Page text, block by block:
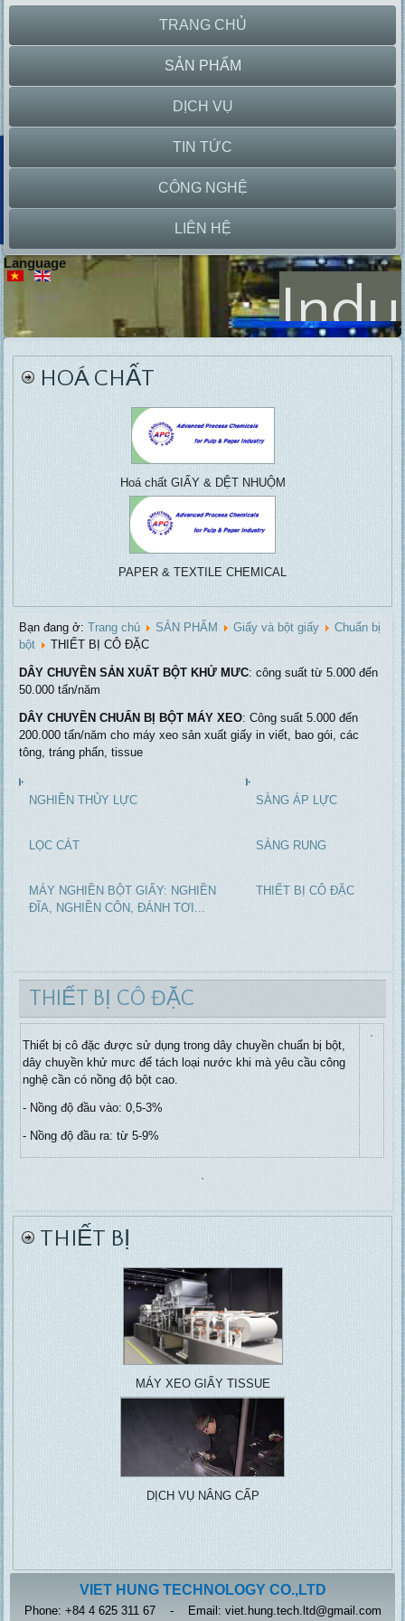
TRANG CHỦ
SẢN PHẨM
DỊCH VỤ
TIN TỨC
CÔNG NGHỆ
LIÊN HỆ
Language
HOÁ CHẤT
Hoá chất GIẤY & DỆT NHUỘM
PAPER & TEXTILE CHEMICAL
Bạn đang ở:Trang chủ SẢN PHẨM Giấy và bột giấy
Chuẩn bị
bột
THIẾT BỊ CÔ ĐẶC
DÂY CHUYỀN SẢN XUẤT BỘT KHỬ MƯC: công suất từ 5.000 đến
50.000 tấn/năm
DÂY CHUYỀN CHUẨN BỊ BỘT MÁY XEO: Công suất 5.000 đến
200.000 tấn/năm cho máy xeo sản xuất giấy in viết, bao gói, các
tông, tráng phấn, tissue
NGHIỀN THỦY LỰC
LỌC CÁT
MÁY NGHIỀN BỘT GIẤY: NGHIỀN
ĐĨA, NGHIỀN CÔN, ĐÁNH TƠI...
SÀNG ÁP LỰC
SÀNG RUNG
THIẾT BỊ CÔ ĐẶC
THIẾT BỊ CÔ ĐẶC
Thiết bị cô đặc được sử dụng trong dây chuyền chuẩn bị bột,
dây chuyền khử mưc để tách loại nước khi mà yêu cầu công
nghệ cần có nồng độ bột cao.
- Nồng độ đầu vào: 0,5-3%
- Nồng độ đầu ra: từ 5-9%
THIẾT BỊ
MÁY XEO GIẤY TISSUE
DỊCH VỤ NÂNG CẤP
VIET HUNG TECHNOLOGY CO.,LTD
Phone: +84 4 625 311 67 - Email: viet.hung.tech.ltd@gmail.com